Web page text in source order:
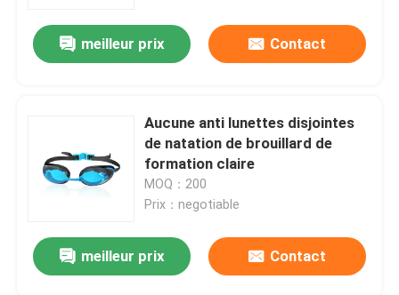
meilleur prix Contact
Aucune anti lunettes disjointes
de natation de brouillard de
formation claire
MOQ：200
Prix：negotiable
meilleur prix Contact